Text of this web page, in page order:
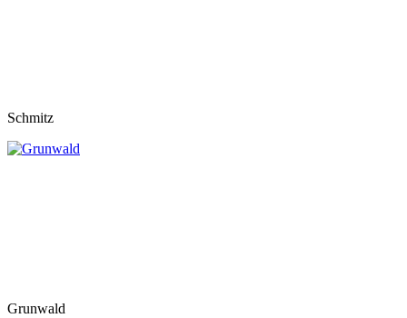
Schmitz
Grunwald